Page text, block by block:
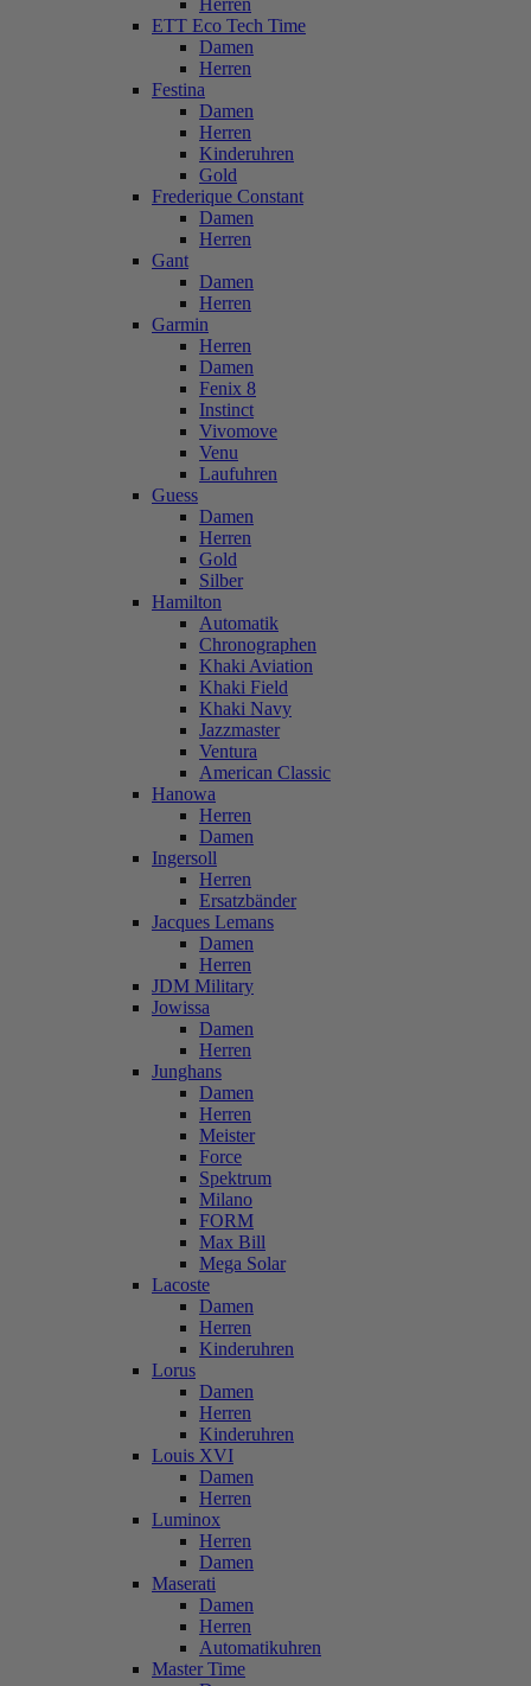
Herren
ETT Eco Tech Time
Damen
Herren
Festina
Damen
Herren
Kinderuhren
Gold
Frederique Constant
Damen
Herren
Gant
Damen
Herren
Garmin
Herren
Damen
Fenix 8
Instinct
Vivomove
Venu
Laufuhren
Guess
Damen
Herren
Gold
Silber
Hamilton
Automatik
Chronographen
Khaki Aviation
Khaki Field
Khaki Navy
Jazzmaster
Ventura
American Classic
Hanowa
Herren
Damen
Ingersoll
Herren
Ersatzbänder
Jacques Lemans
Damen
Herren
JDM Military
Jowissa
Damen
Herren
Junghans
Damen
Herren
Meister
Force
Spektrum
Milano
FORM
Max Bill
Mega Solar
Lacoste
Damen
Herren
Kinderuhren
Lorus
Damen
Herren
Kinderuhren
Louis XVI
Damen
Herren
Luminox
Herren
Damen
Maserati
Damen
Herren
Automatikuhren
Master Time